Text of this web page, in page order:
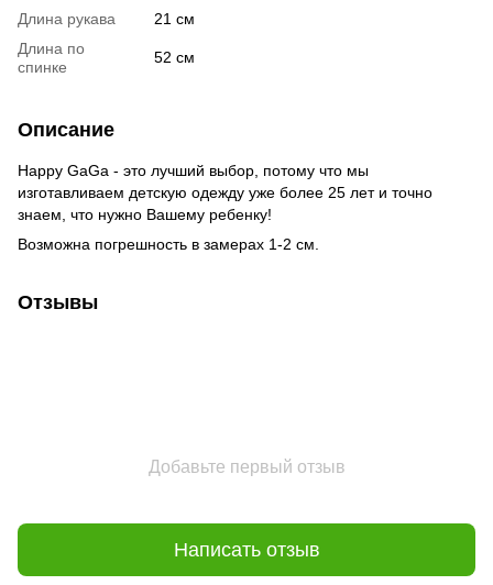
Длина рукава
21 см
Длина по
спинке
52 см
Описание
Happy GaGa - это лучший выбор, потому что мы
изготавливаем детскую одежду уже более 25 лет и точно
знаем, что нужно Вашему ребенку!
Возможна погрешность в замерах 1-2 см.
Отзывы
Добавьте первый отзыв
Написать отзыв